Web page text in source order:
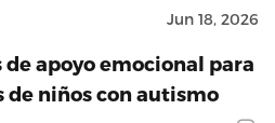
Jun 18, 2026
apoyo emocional para
de niños con autismo